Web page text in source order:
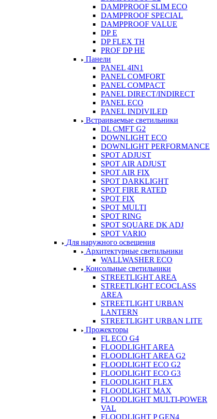
DAMPPROOF SLIM ECO
DAMPPROOF SPECIAL
DAMPPROOF VALUE
DP E
DP FLEX TH
PROF DP HE
Панели
PANEL 4IN1
PANEL COMFORT
PANEL COMPACT
PANEL DIRECT/INDIRECT
PANEL ECO
PANEL INDIVILED
Встраиваемые светильники
DL CMFT G2
DOWNLIGHT ECO
DOWNLIGHT PERFORMANCE
SPOT ADJUST
SPOT AIR ADJUST
SPOT AIR FIX
SPOT DARKLIGHT
SPOT FIRE RATED
SPOT FIX
SPOT MULTI
SPOT RING
SPOT SQUARE DK ADJ
SPOT VARIO
Для наружного освещения
Архитектурные светильники
WALLWASHER ECO
Консольные светильники
STREETLIGHT AREA
STREETLIGHT ECOCLASS
AREA
STREETLIGHT URBAN
LANTERN
STREETLIGHT URBAN LITE
Прожекторы
FL ECO G4
FLOODLIGHT AREA
FLOODLIGHT AREA G2
FLOODLIGHT ECO G2
FLOODLIGHT ECO G3
FLOODLIGHT FLEX
FLOODLIGHT MAX
FLOODLIGHT MULTI-POWER
VAL
FLOODLIGHT P GEN4